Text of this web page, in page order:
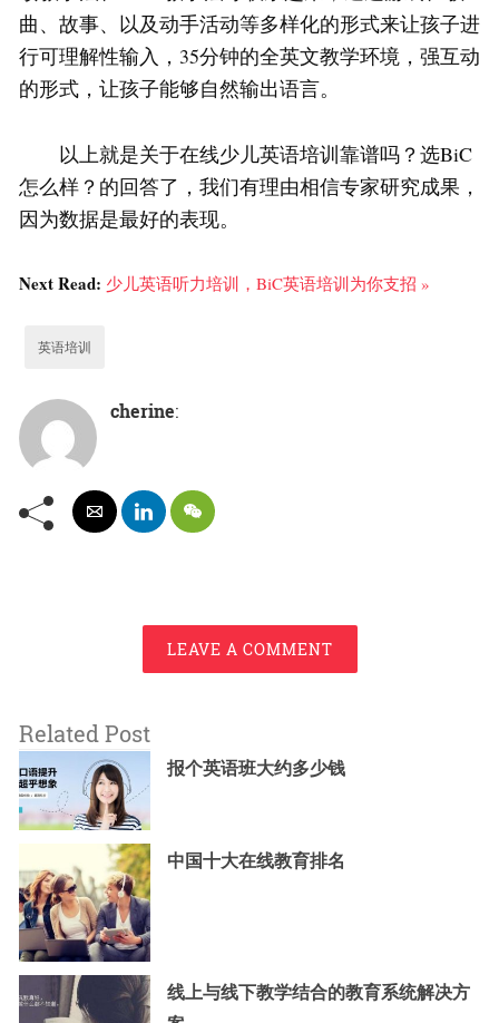
曲、故事、以及动手活动等多样化的形式来让孩子进
行可理解性输入，35分钟的全英文教学环境，强互动
的形式，让孩子能够自然输出语言。
以上就是关于在线少儿英语培训靠谱吗？选BiC
怎么样？的回答了，我们有理由相信专家研究成果，
因为数据是最好的表现。
Next Read: 少儿英语听力培训，BiC英语培训为你支招 »
英语培训
cherine:
LEAVE A COMMENT
Related Post
报个英语班大约多少钱
中国十大在线教育排名
线上与线下教学结合的教育系统解决方